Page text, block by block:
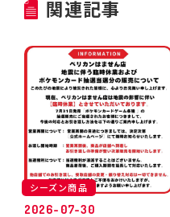
関連記事
シーズン商品
2026-07-30